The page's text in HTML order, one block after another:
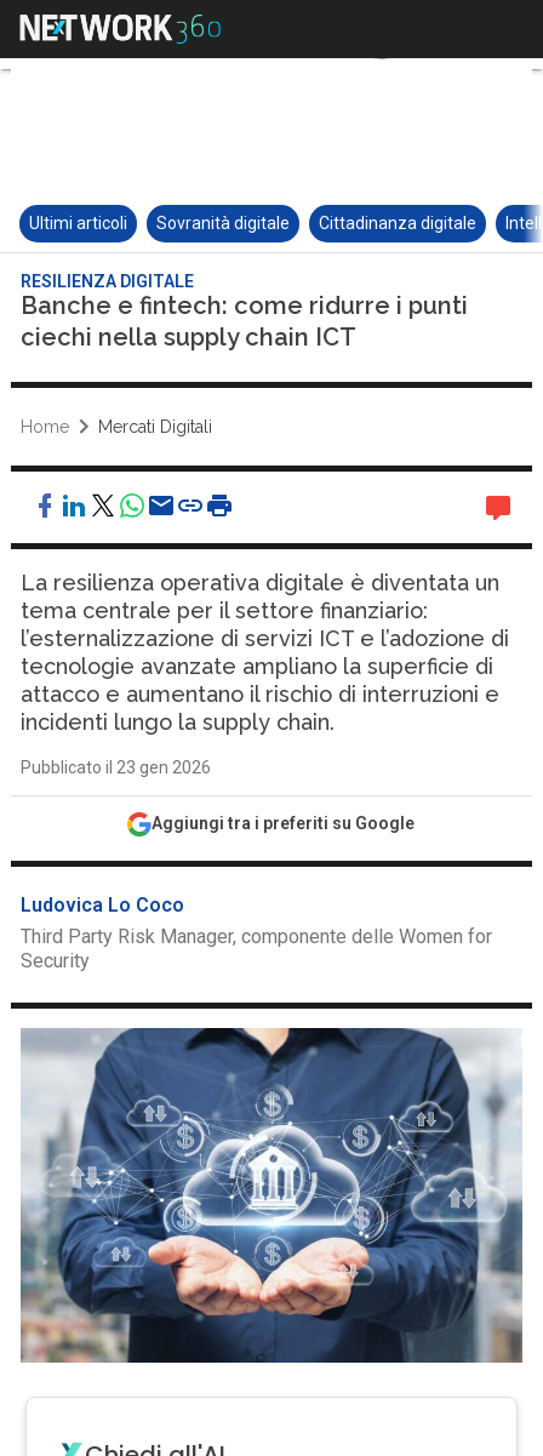
Ultimi articoli Sovranità digitale Cittadinanza digitale
RESILIENZA DIGITALE
Banche e fintech: come ridurre i punti
ciechi nella supply chain ICT
Home Mercati Digitali
La resilienza operativa digitale è diventata un
tema centrale per il settore finanziario:
l’esternalizzazione di servizi ICT e l’adozione di
tecnologie avanzate ampliano la superficie di
attacco e aumentano il rischio di interruzioni e
incidenti lungo la supply chain.
Pubblicato il 23 gen 2026
Aggiungi tra i preferiti su Google
Ludovica Lo Coco
Third Party Risk Manager, componente delle Women for
Security